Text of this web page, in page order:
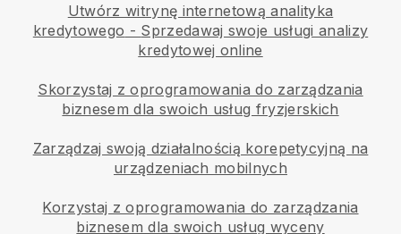
Utwórz witrynę internetową analityka
kredytowego - Sprzedawaj swoje usługi analizy
kredytowej online
Skorzystaj z oprogramowania do zarządzania
biznesem dla swoich usług fryzjerskich
Zarządzaj swoją działalnością korepetycyjną na
urządzeniach mobilnych
Korzystaj z oprogramowania do zarządzania
biznesem dla swoich usług wyceny